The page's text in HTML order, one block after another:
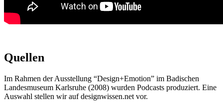
Quellen
Im Rahmen der Ausstellung “Design+Emotion” im Badischen
Landesmuseum Karlsruhe (2008) wurden Podcasts produziert. Eine
Auswahl stellen wir auf designwissen.net vor.